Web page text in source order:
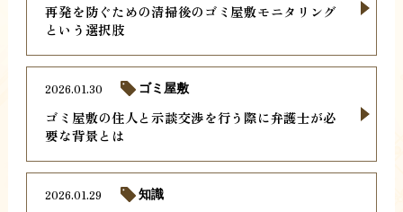
再発を防ぐための清掃後のゴミ屋敷モニタリング
という選択肢
ゴミ屋敷の住人と示談交渉を行う際に弁護士が必
要な背景とは
2026.01.30 ゴミ屋敷
2026.01.29 知識